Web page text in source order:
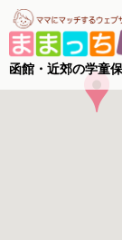
函館・近郊の学童